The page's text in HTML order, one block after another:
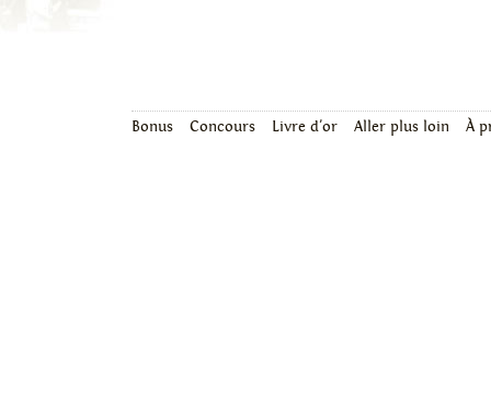
Bonus Concours Livre d'or Aller plus loin À